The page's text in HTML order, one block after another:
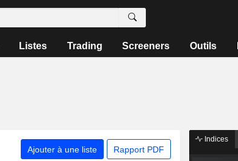
Listes Trading Screeners Outils
Ajouter à une liste Rapport PDF
Indices